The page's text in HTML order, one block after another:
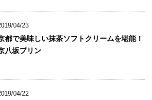
04/23
都で美味しい抹茶ソフトクリームを堪能！
八坂プリン
04/22